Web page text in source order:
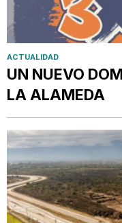
ACTUALIDAD
UN NUEVO
LA ALAMEDA